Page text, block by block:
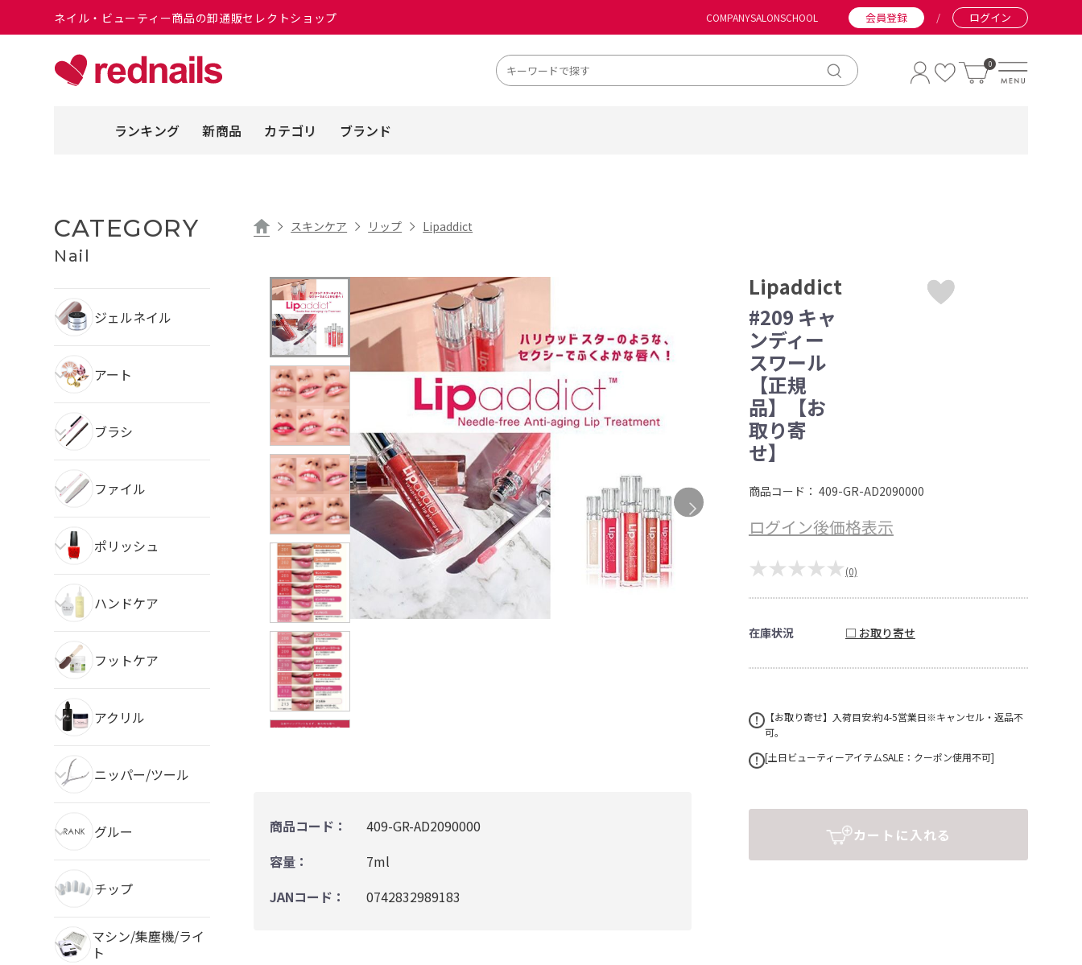
ネイル・ビューティー商品の卸通販セレクトショップ COMPANYSALONSCHOOL 会員登録 / ログイン
0
ランキング 新商品 カテゴリ ブランド
CATEGORY
Nail
ジェルネイル
アート
ブラシ
ファイル
ポリッシュ
ハンドケア
フットケア
アクリル
ニッパー/ツール
グルー
チップ
マシン/集塵機/ライ
ト
スキンケア リップ Lipaddict
商品コード：
409-GR-AD2090000
容量：
7ml
JANコード：
0742832989183
Lipaddict
#209 キャ
ンディー
スワール
【正規
品】【お
取り寄
せ】
商品コード： 409-GR-AD2090000
ログイン後価格表示
★★★★★ (0)
在庫状況 □ お取り寄せ
【お取り寄せ】入荷目安:約4-5営業日※キャンセル・返品不
可。
[土日ビューティーアイテムSALE：クーポン使用不可]
カートに入れる